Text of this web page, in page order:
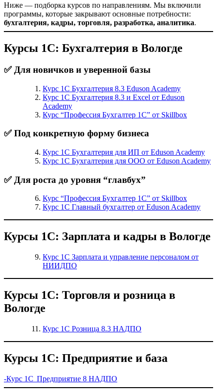
Ниже — подборка курсов по направлениям. Мы включили
программы, которые закрывают основные потребности:
бухгалтерия, кадры, торговля, разработка, аналитика.
Курсы 1С: Бухгалтерия в Вологде
✅ Для новичков и уверенной базы
Курс 1С Бухгалтерия 8.3 Eduson Academy
Курс 1С Бухгалтерия 8.3 и Excel от Eduson
Academy
Курс “Профессия Бухгалтер 1С” от Skillbox
✅ Под конкретную форму бизнеса
Курс 1С Бухгалтерия для ИП от Eduson Academy
Курс 1С Бухгалтерия для ООО от Eduson Academy
✅ Для роста до уровня “главбух”
Курс “Профессия Бухгалтер 1С” от Skillbox
Курс 1С Главный бухгалтер от Eduson Academy
Курсы 1С: Зарплата и кадры в Вологде
Курс 1С Зарплата и управление персоналом от
НИИДПО
Курсы 1С: Торговля и розница в
Вологде
Курс 1С Розница 8.3 НАДПО
Курсы 1С: Предприятие и база
-Курс 1С Предприятие 8 НАДПО